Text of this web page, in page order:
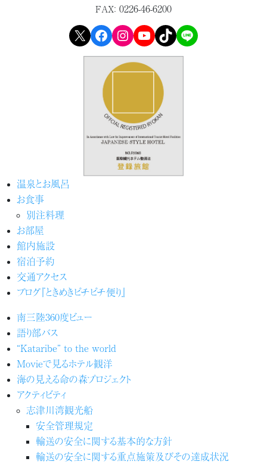
FAX： 0226-46-6200
X Facebook Instagram YouTube TikTok LINE
温泉とお風呂
お食事
別注料理
お部屋
館内施設
宿泊予約
交通アクセス
ブログ『ときめきピチピチ便り』
南三陸360度ビュー
語り部バス
“Kataribe” to the world
Movieで見るホテル観洋
海の見える命の森プロジェクト
アクティビティ
志津川湾観光船
安全管理規定
輸送の安全に関する基本的な方針
輸送の安全に関する重点施策及びその達成状況